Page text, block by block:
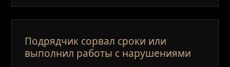
Подрядчик сорвал сроки или
выполнил работы с нарушениями